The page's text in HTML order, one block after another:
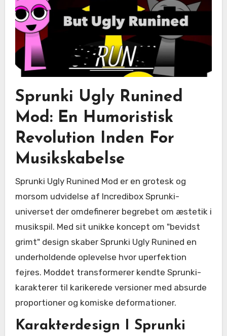
Sprunki Ugly Runined
Mod: En Humoristisk
Revolution Inden For
Musikskabelse
Sprunki Ugly Runined Mod er en grotesk og
morsom udvidelse af Incredibox Sprunki-
universet der omdefinerer begrebet om æstetik i
musikspil. Med sit unikke koncept om "bevidst
grimt" design skaber Sprunki Ugly Runined en
underholdende oplevelse hvor uperfektion
fejres. Moddet transformerer kendte Sprunki-
karakterer til karikerede versioner med absurde
proportioner og komiske deformationer.
Karakterdesign I Sprunki